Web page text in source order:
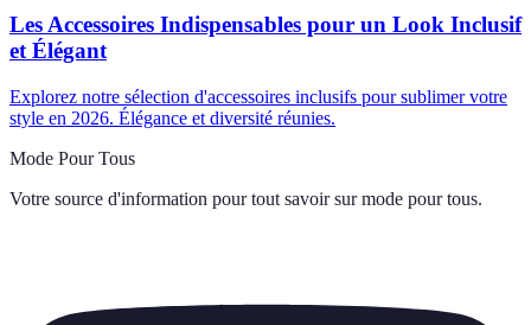
Les Accessoires Indispensables pour un Look Inclusif
et Élégant
Explorez notre sélection d'accessoires inclusifs pour sublimer votre
style en 2026. Élégance et diversité réunies.
Mode Pour Tous
Votre source d'information pour tout savoir sur mode pour tous.